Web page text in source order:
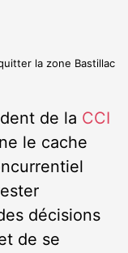
la zone Bastillac
de la CCI
le cache
décisions
de se